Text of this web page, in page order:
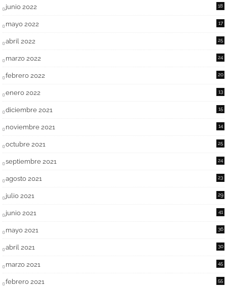
junio 2022 18
mayo 2022 17
abril 2022 25
marzo 2022 24
febrero 2022 20
enero 2022 13
diciembre 2021 15
noviembre 2021 14
octubre 2021 25
septiembre 2021 24
agosto 2021 23
julio 2021 29
junio 2021 41
mayo 2021 36
abril 2021 30
marzo 2021 45
febrero 2021 55